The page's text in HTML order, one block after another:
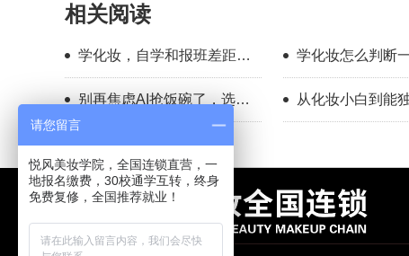
相关阅读
学化妆，自学和报班差距到
底有多大？
学化妆怎么判断
学靠不靠谱？
别再焦虑AI抢饭碗了，选对
赛道，普通人照样有出路
从化妆小白到能
全妆，普通人也
请您留言
悦风美妆学院，全国连锁直营，一
地报名缴费，30校通学互转，终身
免费复修，全国推荐就业！